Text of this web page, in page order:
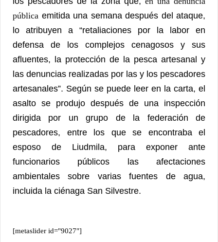
pública emitida una semana después del ataque,
lo atribuyen a “retaliaciones por la labor en
defensa de los complejos cenagosos y sus
afluentes, la protección de la pesca artesanal y
las denuncias realizadas por las y los pescadores
artesanales”. Según se puede leer en la carta, el
asalto se produjo después de una inspección
dirigida por un grupo de la federación de
pescadores, entre los que se encontraba el
esposo de Liudmila, para exponer ante
funcionarios públicos las afectaciones
ambientales sobre varias fuentes de agua,
incluida la ciénaga San Silvestre.
[metaslider id="9027"]